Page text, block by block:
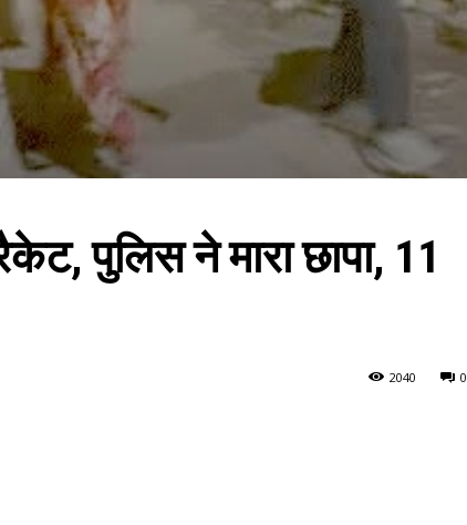
पुलिस ने मारा छापा, 11
0
2040